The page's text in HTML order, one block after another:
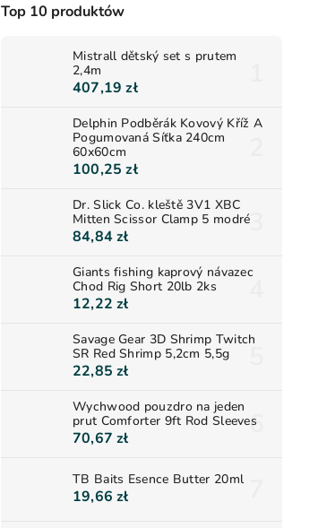
Top 10 produktów
Mistrall dětský set s prutem
2,4m
407,19 zł
Delphin Podběrák Kovový Kříž A
Pogumovaná Síťka 240cm
60x60cm
100,25 zł
Dr. Slick Co. kleště 3V1 XBC
Mitten Scissor Clamp 5 modré
84,84 zł
Giants fishing kaprový návazec
Chod Rig Short 20lb 2ks
12,22 zł
Savage Gear 3D Shrimp Twitch
SR Red Shrimp 5,2cm 5,5g
22,85 zł
Wychwood pouzdro na jeden
prut Comforter 9ft Rod Sleeves
70,67 zł
TB Baits Esence Butter 20ml
19,66 zł